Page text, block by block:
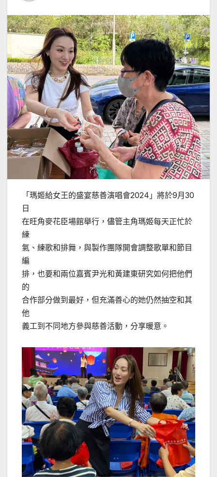
「瑪姬給女王的盛宴慈善演唱會2024」將於9月30
日
在旺角麥花臣場館舉行，儘管主角瑪姬每天正忙於
練
氣、練歌和排舞，與製作團隊開會調整歌單和節目
編
排，也要和兩位嘉賓尹光和黃建東研究如何把他們
的
合作部分做到最好，但充滿善心的她仍然抽空和其
他
義工到不同地方參與慈善活動，分享暖意。